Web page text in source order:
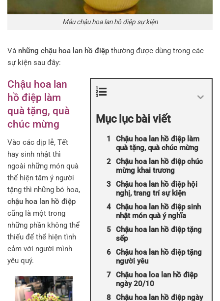
Mẫu chậu hoa lan hồ điệp sự kiện
Và những chậu hoa lan hồ điệp thường được dùng trong các
sự kiện sau đây:
Mục lục bài viết
Chậu hoa lan hồ điệp làm
quà tặng, quà chúc mừng
Chậu hoa lan hồ điệp chúc
mừng khai trương
Chậu hoa lan hồ điệp hội
nghị, trang trí sự kiện
Chậu hoa lan hồ điệp sinh
nhật món quà ý nghĩa
Chậu hoa lan hồ điệp tặng
sếp
Chậu hoa lan hồ điệp tặng
người yêu
Chậu hoa loa lan hồ điệp
ngày 20/10
Chậu hoa lan hồ điệp ngày
Chậu hoa lan
hồ điệp làm
quà tặng, quà
chúc mừng
Vào các dịp lễ, Tết
hay sinh nhật thì
ngoài những món quà
thể hiện tâm ý người
tặng thì những bó hoa,
chậu hoa lan hồ điệp
cũng là một trong
những phần không thể
thiếu để thể hiện tình
cảm với người mình
yêu quý.